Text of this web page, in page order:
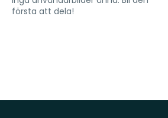
första att dela!